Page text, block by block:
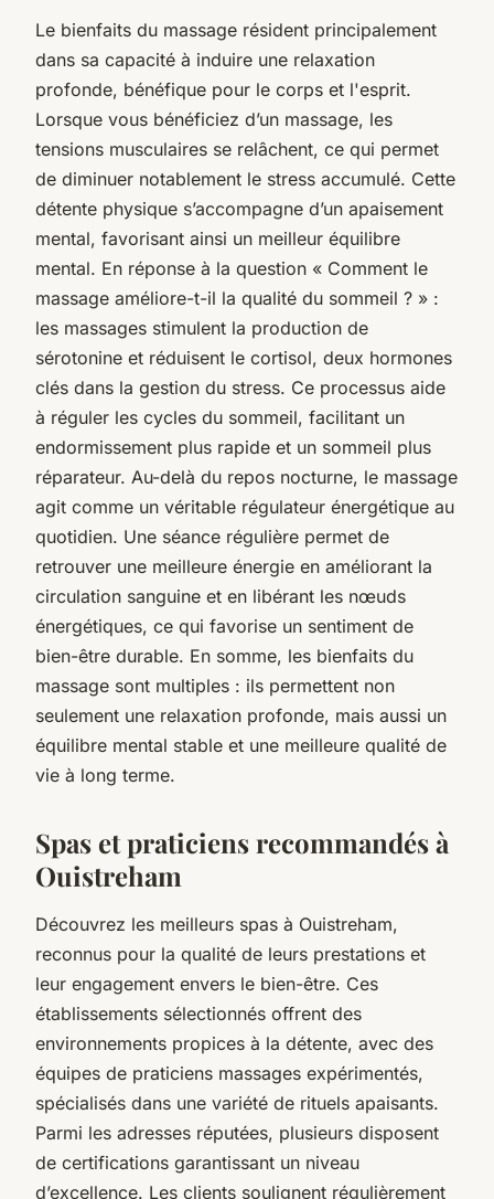
Le bienfaits du massage résident principalement
dans sa capacité à induire une relaxation
profonde, bénéfique pour le corps et l'esprit.
Lorsque vous bénéficiez d’un massage, les
tensions musculaires se relâchent, ce qui permet
de diminuer notablement le stress accumulé. Cette
détente physique s’accompagne d’un apaisement
mental, favorisant ainsi un meilleur équilibre
mental. En réponse à la question « Comment le
massage améliore-t-il la qualité du sommeil ? » :
les massages stimulent la production de
sérotonine et réduisent le cortisol, deux hormones
clés dans la gestion du stress. Ce processus aide
à réguler les cycles du sommeil, facilitant un
endormissement plus rapide et un sommeil plus
réparateur. Au-delà du repos nocturne, le massage
agit comme un véritable régulateur énergétique au
quotidien. Une séance régulière permet de
retrouver une meilleure énergie en améliorant la
circulation sanguine et en libérant les nœuds
énergétiques, ce qui favorise un sentiment de
bien-être durable. En somme, les bienfaits du
massage sont multiples : ils permettent non
seulement une relaxation profonde, mais aussi un
équilibre mental stable et une meilleure qualité de
vie à long terme.
Spas et praticiens recommandés à
Ouistreham
Découvrez les meilleurs spas à Ouistreham,
reconnus pour la qualité de leurs prestations et
leur engagement envers le bien-être. Ces
établissements sélectionnés offrent des
environnements propices à la détente, avec des
équipes de praticiens massages expérimentés,
spécialisés dans une variété de rituels apaisants.
Parmi les adresses réputées, plusieurs disposent
de certifications garantissant un niveau
d’excellence. Les clients soulignent régulièrement